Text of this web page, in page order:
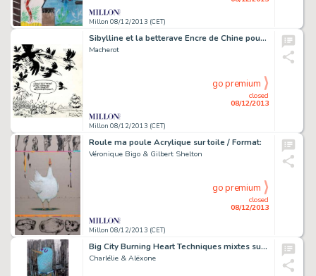
Millon 08/12/2013 (CET)
Sibylline et la betterave Encre de Chine pour la toute première
Macherot
Millon 08/12/2013 (CET)
closed
08/12/2013
go premium
Roule ma poule Acrylique sur toile / Format:
Véronique Bigo & Gilbert Shelton
Millon 08/12/2013 (CET)
closed
08/12/2013
go premium
Big City Burning Heart Techniques mixtes sur papier
Charlélie & Alëxone